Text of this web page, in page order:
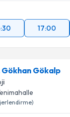
17:00
Gökhan Gökalp